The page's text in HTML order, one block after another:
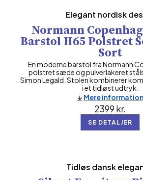
Elegant nordisk
Normann
Barstol H65 Polstret
Sort
En moderne barstol fra Normann
polstret sæde og pulverlakeret
Simon Legald. Stolen kombinerer
i et tidløst udtryk.
2399 kr.
SE DETALJER
Mere information
Tidløs dansk